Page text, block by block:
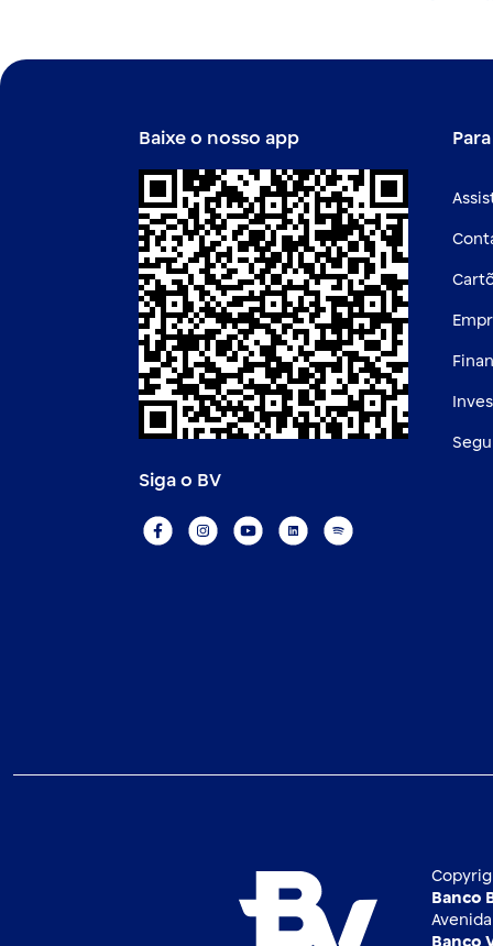
Baixe o nosso app
Siga o BV
Banco
Banco